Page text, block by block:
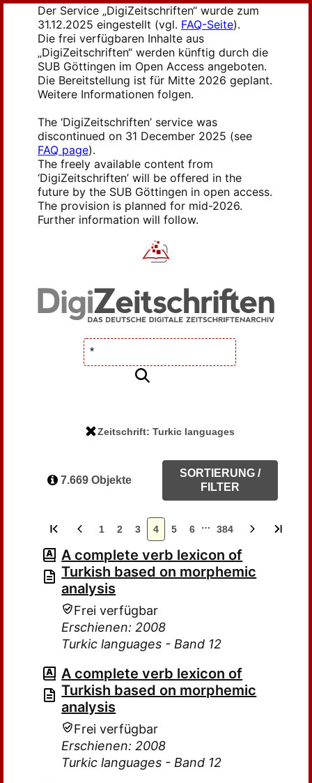
Der Service „DigiZeitschriften“ wurde zum
31.12.2025 eingestellt (vgl. FAQ-Seite).
Die frei verfügbaren Inhalte aus
„DigiZeitschriften“ werden künftig durch die
SUB Göttingen im Open Access angeboten.
Die Bereitstellung ist für Mitte 2026 geplant.
Weitere Informationen folgen.
The ‘DigiZeitschriften’ service was
discontinued on 31 December 2025 (see
FAQ page).
The freely available content from
‘DigiZeitschriften’ will be offered in the
future by the SUB Göttingen in open access.
The provision is planned for mid-2026.
Further information will follow.
Zeitschrift: Turkic languages
7.669 Objekte
SORTIERUNG /
FILTER
1 2 3 4 5 6 … 384
A complete verb lexicon of
Turkish based on morphemic
analysis
Frei verfügbar
Erschienen: 2008
Turkic languages - Band 12
A complete verb lexicon of
Turkish based on morphemic
analysis
Frei verfügbar
Erschienen: 2008
Turkic languages - Band 12